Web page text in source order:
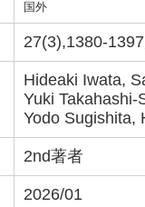
国外
27(3),1380-
Hideaki Iwata,
Yuki Takahashi-
Yodo Sugishita,
2nd著者
2026/01